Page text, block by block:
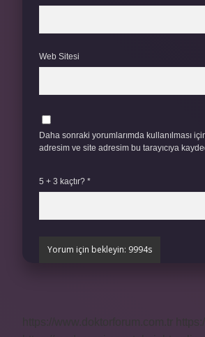
Web Sitesi
Daha sonraki yorumlarımda kullanılması
adresim ve site adresim bu tarayıcıya
5 + 3 kaçtır? *